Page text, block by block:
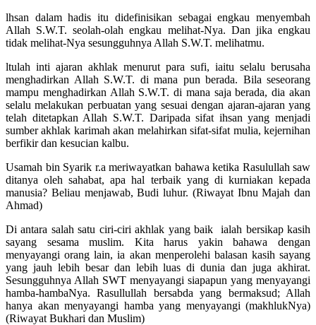
lhsan dalam hadis itu didefinisikan sebagai engkau menyembah
Allah S.W.T. seolah-olah engkau melihat-Nya. Dan jika engkau
tidak melihat-Nya sesungguhnya Allah S.W.T. melihatmu.
ltulah inti ajaran akhlak menurut para sufi, iaitu selalu berusaha
menghadirkan Allah S.W.T. di mana pun berada. Bila seseorang
mampu menghadirkan Allah S.W.T. di mana saja berada, dia akan
selalu melakukan perbuatan yang sesuai dengan ajaran-ajaran yang
telah ditetapkan Allah S.W.T. Daripada sifat ihsan yang menjadi
sumber akhlak karimah akan melahirkan sifat-sifat mulia, kejernihan
berfikir dan kesucian kalbu.
Usamah bin Syarik r.a meriwayatkan bahawa ketika Rasulullah saw
ditanya oleh sahabat, apa hal terbaik yang di kurniakan kepada
manusia? Beliau menjawab, Budi luhur. (Riwayat Ibnu Majah dan
Ahmad)
Di antara salah satu ciri-ciri akhlak yang baik ialah bersikap kasih
sayang sesama muslim. Kita harus yakin bahawa dengan
menyayangi orang lain, ia akan menperolehi balasan kasih sayang
yang jauh lebih besar dan lebih luas di dunia dan juga akhirat.
Sesungguhnya Allah SWT menyayangi siapapun yang menyayangi
hamba-hambaNya. Rasullullah bersabda yang bermaksud; Allah
hanya akan menyayangi hamba yang menyayangi (makhlukNya)
(Riwayat Bukhari dan Muslim)